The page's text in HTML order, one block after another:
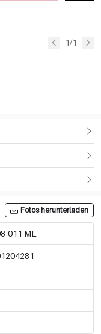
1/1
Fotos herunterladen
011 ML